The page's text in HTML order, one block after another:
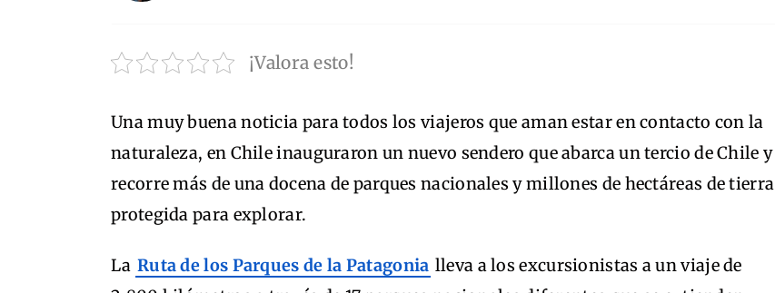
¡Valora esto!
Una muy buena noticia para todos los viajeros que aman estar en contacto con la
naturaleza, en Chile inauguraron un nuevo sendero que abarca un tercio de Chile y
recorre más de una docena de parques nacionales y millones de hectáreas de tierra
protegida para explorar.
La Ruta de los Parques de la Patagonia lleva a los excursionistas a un viaje de